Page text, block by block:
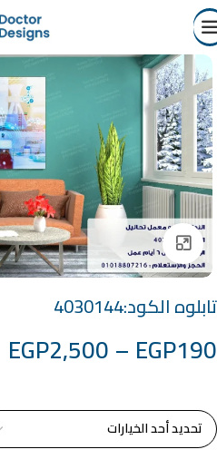
Click to enlarge
تابلوه الكود:4030144
EGP190
–
EGP2,500